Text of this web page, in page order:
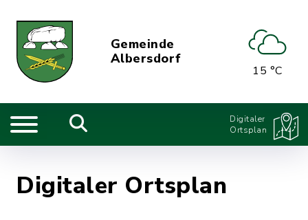
Gemeinde
Albersdorf
15 °C
Digitaler
Ortsplan
Digitaler Ortsplan